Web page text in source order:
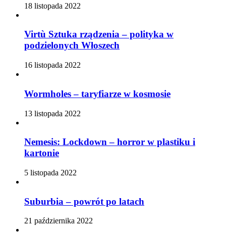
18 listopada 2022
Virtù Sztuka rządzenia – polityka w
podzielonych Włoszech
16 listopada 2022
Wormholes – taryfiarze w kosmosie
13 listopada 2022
Nemesis: Lockdown – horror w plastiku i
kartonie
5 listopada 2022
Suburbia – powrót po latach
21 października 2022